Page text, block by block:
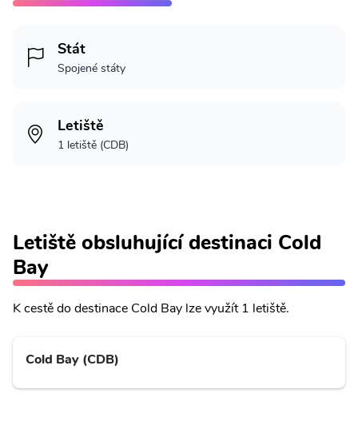
Stát
Spojené státy
Letiště
1 letiště (CDB)
Letiště obsluhující destinaci Cold
Bay
K cestě do destinace Cold Bay lze využít 1 letiště.
Cold Bay (CDB)